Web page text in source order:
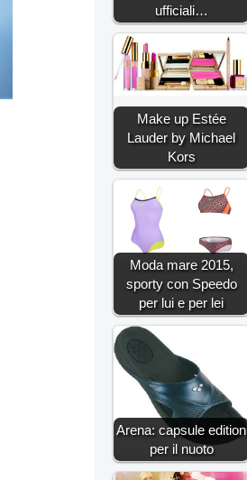
ufficiali…
Make up Estée
Lauder by Michael
Kors
Moda mare 2015,
sporty con Speedo
per lui e per lei
Arena: capsule edition
per il nuoto